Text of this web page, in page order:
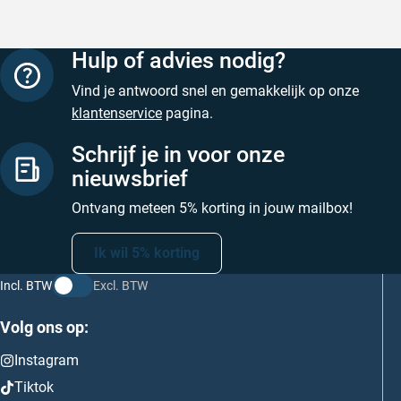
Hulp of advies nodig?
Vind je antwoord snel en gemakkelijk op onze
klantenservice pagina.
Schrijf je in voor onze
nieuwsbrief
Ontvang meteen 5% korting in jouw mailbox!
Ik wil 5% korting
Incl. BTW Excl. BTW
Volg ons op:
Instagram
Tiktok